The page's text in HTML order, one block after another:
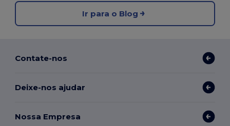
Ir para o Blog
Contate-nos
Deixe-nos ajudar
Nossa Empresa